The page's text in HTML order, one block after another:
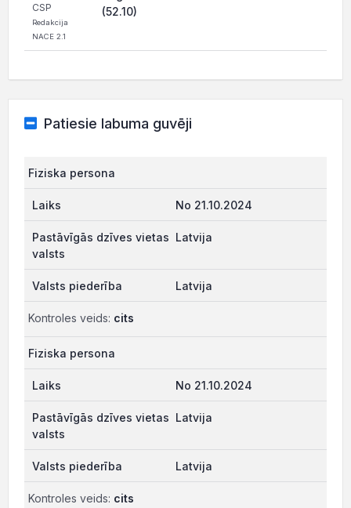
CSP
Redakcija
NACE 2.1
(52.10)
Patiesie labuma guvēji
Fiziska persona
No 21.10.2024
Latvija
Latvija
Kontroles veids: cits
Fiziska persona
No 21.10.2024
Latvija
Latvija
Kontroles veids: cits